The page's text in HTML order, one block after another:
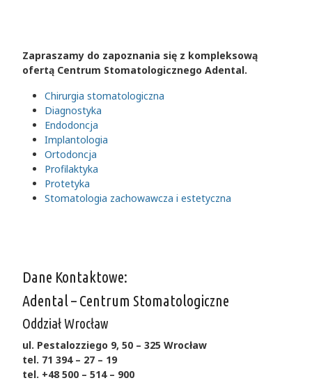
Zapraszamy do zapoznania się z kompleksową
ofertą Centrum Stomatologicznego Adental.
Chirurgia stomatologiczna
Diagnostyka
Endodoncja
Implantologia
Ortodoncja
Profilaktyka
Protetyka
Stomatologia zachowawcza i estetyczna
Dane Kontaktowe:
Adental – Centrum Stomatologiczne
Oddział Wrocław
ul. Pestalozziego 9, 50 – 325 Wrocław
tel. 71 394 – 27 – 19
tel. +48 500 – 514 – 900